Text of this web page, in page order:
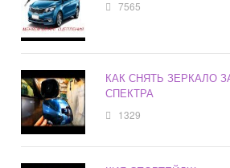
7565
КАК СНЯТЬ ЗЕРКАЛО
СПЕКТРА
1329